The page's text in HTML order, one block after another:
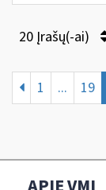
20 Įrašų(-ai)
1 ... 19